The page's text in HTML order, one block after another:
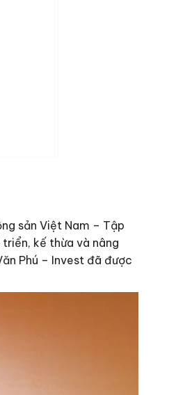
sản Việt Nam – Tập
kế thừa và nâng
Phú – Invest đã được